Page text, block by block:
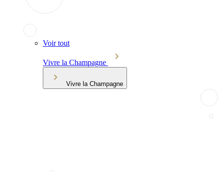
Voir tout
Vivre la Champagne
Vivre la Champagne